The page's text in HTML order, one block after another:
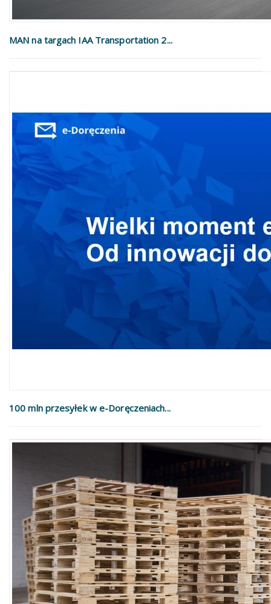
MAN na targach IAA Transportation 2...
100 mln przesyłek w e-Doręczeniach...